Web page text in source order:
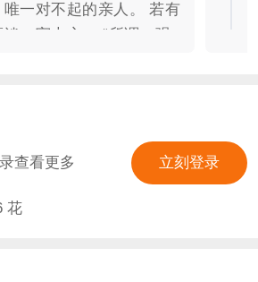
一对不起的亲人。 若有
、守本心。 “所谓一强
昔，却不想突然一天变
同心护住颜淡，顺便谈
！！！ 【可攻略】 应
为三界在，你才在！”
有你懂，我的真心只愿
查看更多 立刻登录
花